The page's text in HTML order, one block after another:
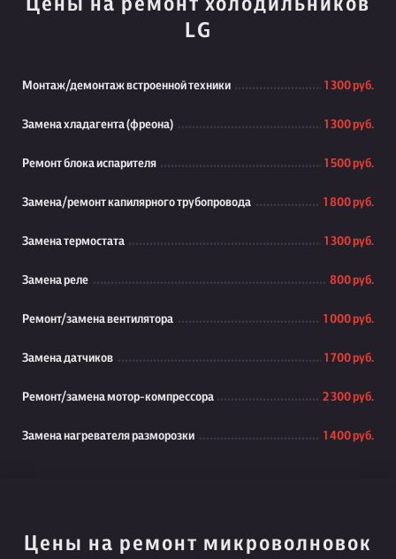
Цены на ремонт холодильников
LG
Монтаж/демонтаж встроенной техники 1 300 руб.
Замена хладагента (фреона) 1 300 руб.
Ремонт блока испарителя 1 500 руб.
Замена/ремонт капилярного трубопровода 1 800 руб.
Замена термостата 1 300 руб.
Замена реле 800 руб.
Ремонт/замена вентилятора 1 000 руб.
Замена датчиков 1 700 руб.
Ремонт/замена мотор-компрессора 2 300 руб.
Замена нагревателя разморозки 1 400 руб.
Цены на ремонт микроволновок